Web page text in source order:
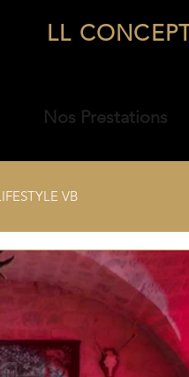
LL
Nos Prestations
VB